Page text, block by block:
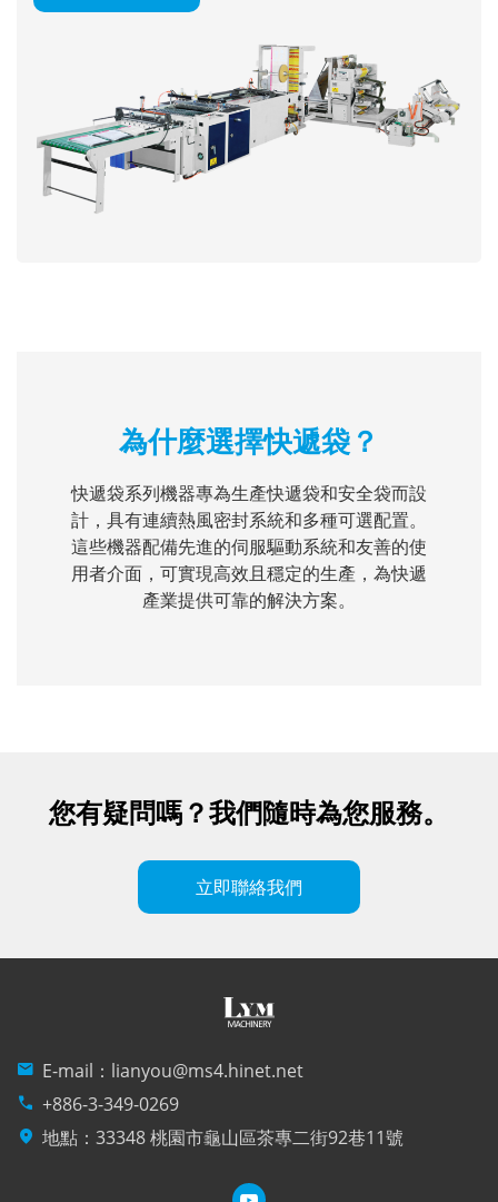
為什麼選擇快遞袋？
快遞袋系列機器專為生產快遞袋和安全袋而設
計，具有連續熱風密封系統和多種可選配置。
這些機器配備先進的伺服驅動系統和友善的使
用者介面，可實現高效且穩定的生產，為快遞
產業提供可靠的解決方案。
您有疑問嗎？我們隨時為您服務。
立即聯絡我們
mail E-mail： lianyou@ms4.hinet.net
phone +886-3-349-0269
location_on 地點：33348 桃園市龜山區茶專二街92巷11號